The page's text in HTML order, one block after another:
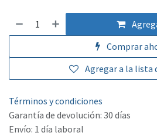
Comprar
Agregar a la lista
Términos y condiciones
Garantía de devolución: 30 días
Envío: 1 día laboral